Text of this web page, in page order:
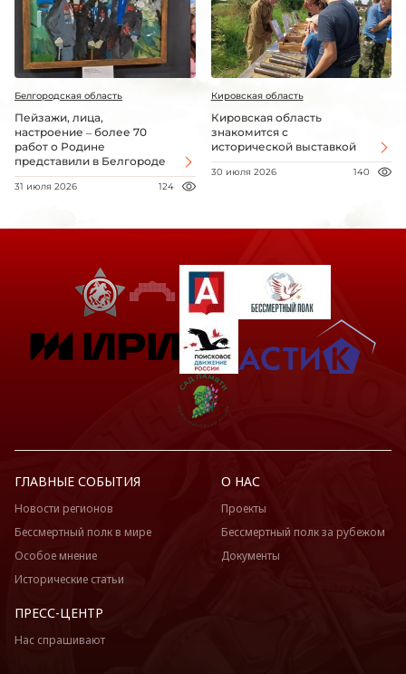
Белгородская область
Пейзажи, лица,
настроение – более 70
работ о Родине
представили в Белгороде
31 июля 2026 124
Кировская область
Кировская область
знакомится с
исторической выставкой
30 июля 2026 140
ГЛАВНЫЕ СОБЫТИЯ
Новости регионов
Бессмертный полк в мире
Особое мнение
Исторические статьи
О НАС
Проекты
Бессмертный полк за рубежом
Документы
ПРЕСС-ЦЕНТР
Нас спрашивают